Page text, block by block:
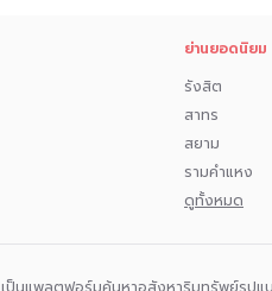
ย่านยอดนิยม
รังสิต
สาทร
สยาม
รามคำแหง
ดูทั้งหมด